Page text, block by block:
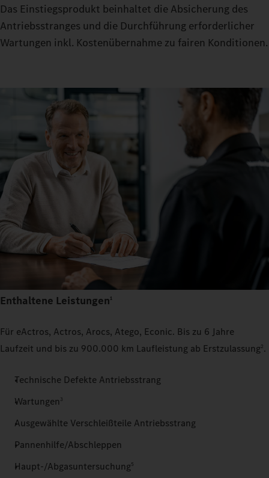
Das Einstiegsprodukt beinhaltet die Absicherung des
Antriebsstranges und die Durchführung erforderlicher
Wartungen inkl. Kostenübernahme zu fairen Konditionen.
Enthaltene Leistungen1
Für eActros, Actros, Arocs, Atego, Econic. Bis zu 6 Jahre
Laufzeit und bis zu 900.000 km Laufleistung ab Erstzulassung2.
Technische Defekte Antriebsstrang
Wartungen 3
Ausgewählte Verschleißteile Antriebsstrang
Pannenhilfe/Abschleppen
Haupt-/Abgasuntersuchung5